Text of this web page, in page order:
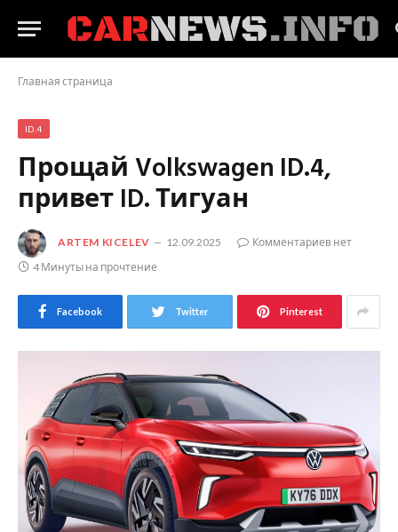
Главная страница
ID.4
Прощай Volkswagen ID.4,
привет ID. Тигуан
ARTEM KICELEV 12.09.2025
Комментариев нет
4 Минуты на прочтение
Facebook Twitter Pinterest